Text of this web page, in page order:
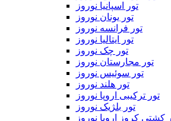
تور اسپانیا نوروز
تور یونان نوروز
تور فرانسه نوروز
تور ایتالیا نوروز
تور چک نوروز
تور مجارستان نوروز
تور سوئیس نوروز
تور هلند نوروز
تور ترکیبی اروپا نوروز
تور بلژیک نوروز
کشتی کروز اروپا نوروز